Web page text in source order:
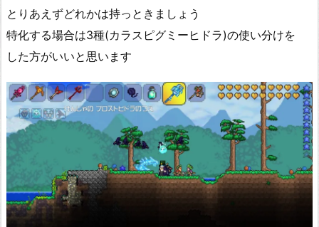
とりあえずどれかは持っときましょう
特化する場合は3種(カラスピグミーヒドラ)の使い分けを
した方がいいと思います